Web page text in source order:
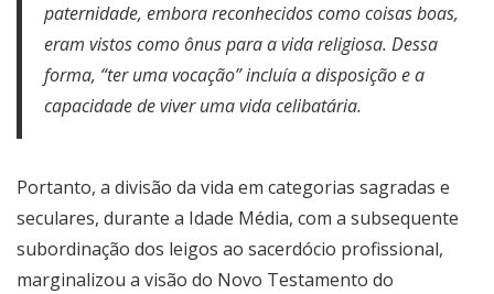
paternidade, embora reconhecidos como coisas boas,
eram vistos como ônus para a vida religiosa. Dessa
forma, “ter uma vocação” incluía a disposição e a
capacidade de viver uma vida celibatária.
Portanto, a divisão da vida em categorias sagradas e
seculares, durante a Idade Média, com a subsequente
subordinação dos leigos ao sacerdócio profissional,
marginalizou a visão do Novo Testamento do